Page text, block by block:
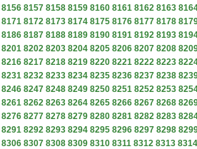
8156 8157 8158 8159 8160 8161 8162 8163
8171 8172 8173 8174 8175 8176 8177 8178
8186 8187 8188 8189 8190 8191 8192 8193
8201 8202 8203 8204 8205 8206 8207 8208
8216 8217 8218 8219 8220 8221 8222 8223
8231 8232 8233 8234 8235 8236 8237 8238
8246 8247 8248 8249 8250 8251 8252 8253
8261 8262 8263 8264 8265 8266 8267 8268
8276 8277 8278 8279 8280 8281 8282 8283
8291 8292 8293 8294 8295 8296 8297 8298
8306 8307 8308 8309 8310 8311 8312 8313 8314